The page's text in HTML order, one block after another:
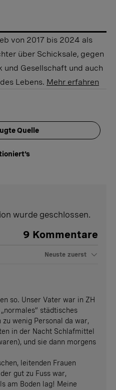
von 2017 bis 2024 als
über Schicksale, gegen
und Gesellschaft und auch
Lebens. Mehr erfahren
Quelle
wurde geschlossen.
9 Kommentare
Neuste zuerst
so. Unser Vater war in ZH
städtisches
wenig Personal da war,
in der Nacht Schlafmittel
und sie dann morgens
leitenden Frauen
gut zu Fuss war,
am Boden lag! Meine